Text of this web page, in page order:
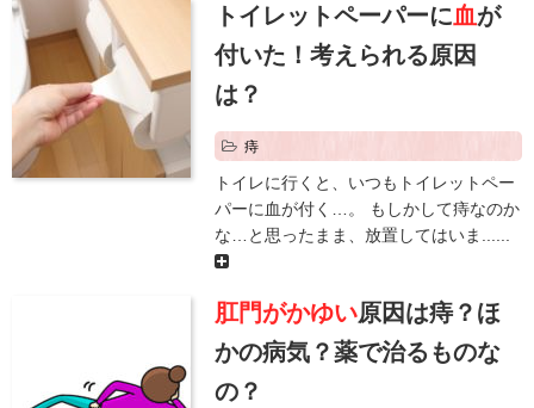
トイレットペーパーに血が
付いた！考えられる原因
は？
痔
トイレに行くと、いつもトイレットペー
パーに血が付く…。 もしかして痔なのか
な…と思ったまま、放置してはいま......
肛門がかゆい原因は痔？ほ
かの病気？薬で治るものな
の？